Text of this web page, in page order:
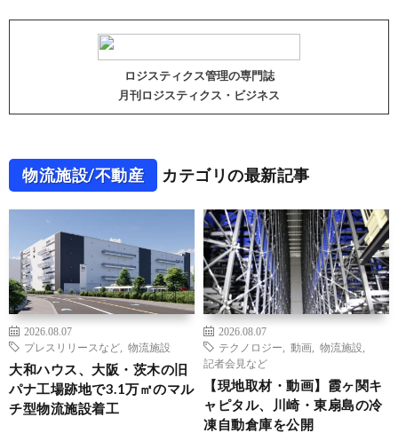
ロジスティクス管理の専門誌
月刊ロジスティクス・ビジネス
物流施設/不動産 カテゴリの最新記事
2026.08.07
プレスリリースなど
物流施設
大和ハウス、大阪・茨木の旧
パナ工場跡地で3.1万㎡のマル
チ型物流施設着工
2026.08.07
テクノロジー
動画 物流施設
記者会見など
【現地取材・動画】霞ヶ関キ
ャピタル、川崎・東扇島の冷
凍自動倉庫を公開